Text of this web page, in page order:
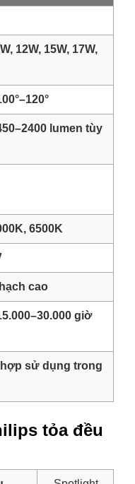
12W, 15W, 17W,
lumen tùy
6500K
cao
giờ
hợp sử dụng trong
tỏa đều